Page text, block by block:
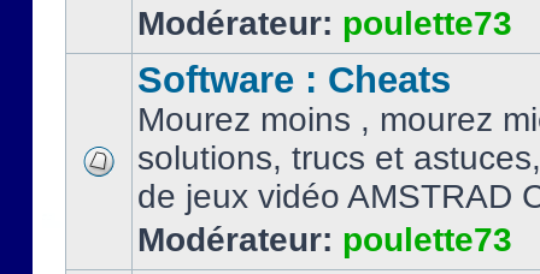
Modérateur: poulette73
Software : Cheats
Mourez moins , mourez
solutions, trucs et
de jeux vidéo AMSTRAD
Modérateur: poulette73